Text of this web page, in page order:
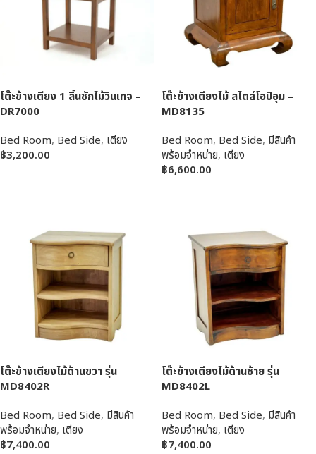
โต๊ะข้างเตียง 1 ลิ้นชักไม้วินเทจ –
DR7000
Bed Room, Bed Side, เตียง
฿3,200.00
โต๊ะข้างเตียงไม้ สไตล์โอปิอุม –
MD8135
Bed Room, Bed Side, มีสินค้า
พร้อมจำหน่าย, เตียง
฿6,600.00
โต๊ะข้างเตียงไม้ด้านขวา รุ่น
MD8402R
Bed Room, Bed Side, มีสินค้า
พร้อมจำหน่าย, เตียง
฿7,400.00
โต๊ะข้างเตียงไม้ด้านซ้าย รุ่น
MD8402L
Bed Room, Bed Side, มีสินค้า
พร้อมจำหน่าย, เตียง
฿7,400.00